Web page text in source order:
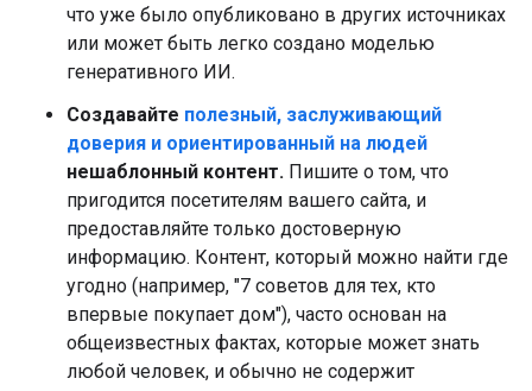
что уже было опубликовано в других источниках
или может быть легко создано моделью
генеративного ИИ.
Создавайте полезный, заслуживающий
доверия и ориентированный на людей
нешаблонный контент. Пишите о том, что
пригодится посетителям вашего сайта, и
предоставляйте только достоверную
информацию. Контент, который можно найти где
угодно (например, "7 советов для тех, кто
впервые покупает дом"), часто основан на
общеизвестных фактах, которые может знать
любой человек, и обычно не содержит